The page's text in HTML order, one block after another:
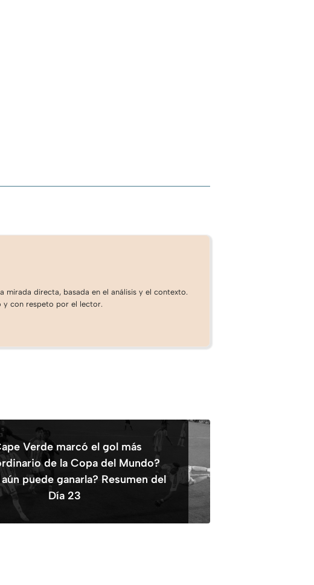
directa, basada en el análisis y el contexto.
y con respeto por el lector.
Verde marcó el gol más
de la Copa del Mundo?
puede ganarla? Resumen del
Día 23